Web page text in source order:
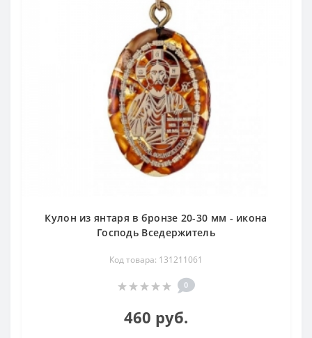
Кулон из янтаря в бронзе 20-30 мм - икона
Господь Вседержитель
Код товара: 131211061
0
460 руб.